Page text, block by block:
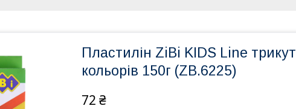
Пластилін ZiBi KIDS Line
кольорів 150г (ZB.6225)
72 ₴